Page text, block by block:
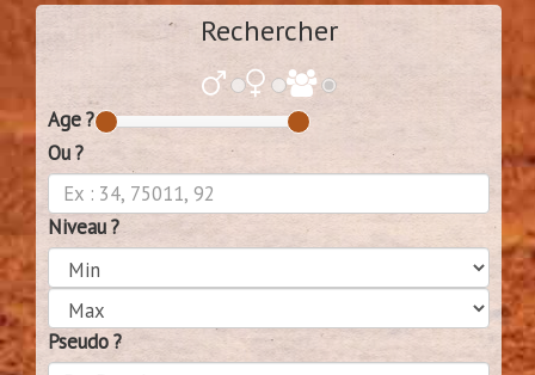
Rechercher
Age ?
Ou ?
Niveau ?
Pseudo ?